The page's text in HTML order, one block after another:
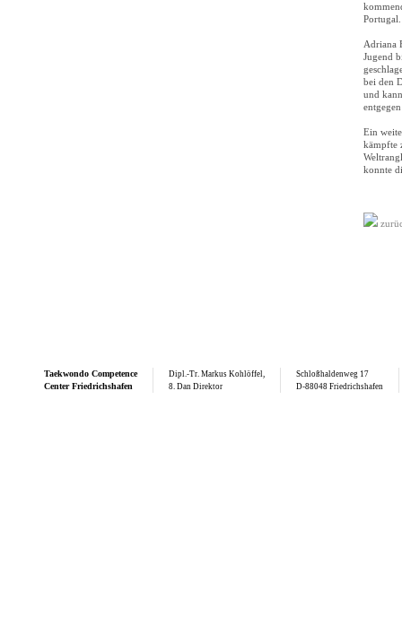
Portugal.
Adriana
Jugend
bei den
und
Ein
kämpfte
konnte
Taekwondo Competence
Center Friedrichshafen
Dipl.-Tr. Markus Kohlöffel,
8. Dan Direktor
Schloßhaldenweg 17
D-88048 Friedrichshafen